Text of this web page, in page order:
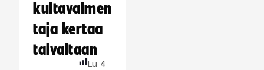
kultavalmen
taja kertaa
taivaltaan
Lu 4